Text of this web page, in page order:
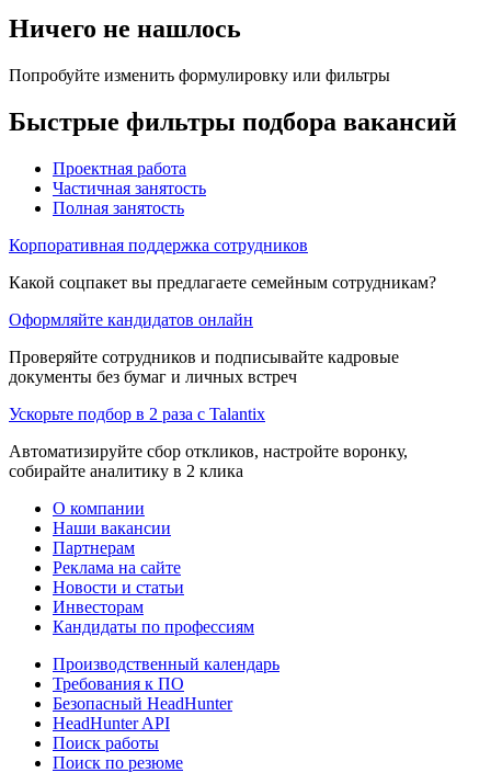
Ничего не нашлось
Попробуйте изменить формулировку или фильтры
Быстрые фильтры подбора вакансий
Проектная работа
Частичная занятость
Полная занятость
Корпоративная поддержка сотрудников
Какой соцпакет вы предлагаете семейным сотрудникам?
Оформляйте кандидатов онлайн
Проверяйте сотрудников и подписывайте кадровые
документы без бумаг и личных встреч
Ускорьте подбор в 2 раза с Talantix
Автоматизируйте сбор откликов, настройте воронку,
собирайте аналитику в 2 клика
О компании
Наши вакансии
Партнерам
Реклама на сайте
Новости и статьи
Инвесторам
Кандидаты по профессиям
Производственный календарь
Требования к ПО
Безопасный HeadHunter
HeadHunter API
Поиск работы
Поиск по резюме